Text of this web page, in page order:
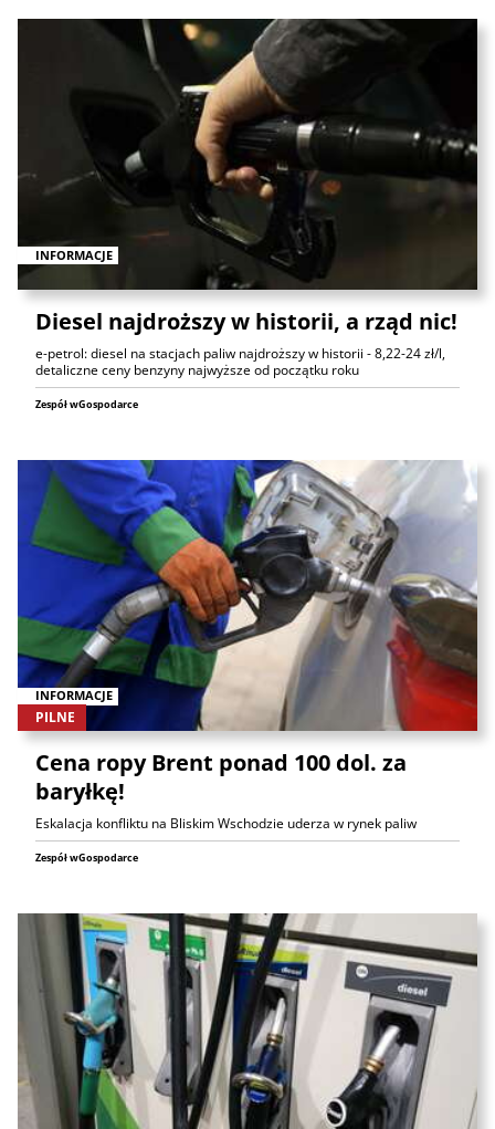
INFORMACJE
Diesel najdroższy w historii, a rząd nic!
e-petrol: diesel na stacjach paliw najdroższy w historii - 8,22-24 zł/l,
detaliczne ceny benzyny najwyższe od początku roku
Zespół wGospodarce
INFORMACJE
PILNE
Cena ropy Brent ponad 100 dol. za
baryłkę!
Eskalacja konfliktu na Bliskim Wschodzie uderza w rynek paliw
Zespół wGospodarce